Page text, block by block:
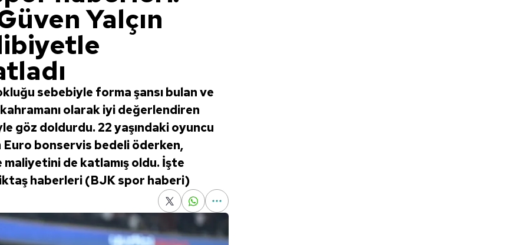
Yalçın
sebebiyle forma şansı bulan ve
kahramanı olarak iyi değerlendiren
göz doldurdu. 22 yaşındaki oyuncu
Euro bonservis bedeli öderken,
de katlamış oldu. İşte
haberleri (BJK spor haberi)